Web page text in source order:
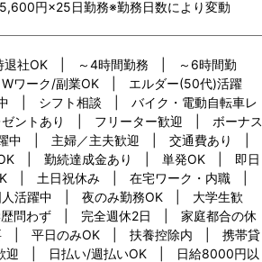
円×25日勤務※勤務日数により変動
退社OK | ～4時間勤務 | ～6時間勤
ーク/副業OK | エルダー(50代)活躍
| シフト相談 | バイク・電動自転車レ
ントあり | フリーター歓迎 | ボーナス
中 | 主婦／主夫歓迎 | 交通費あり |
| 勤続達成金あり | 単発OK | 即日
| 土日祝休み | 在宅ワーク・内職 |
活躍中 | 夜のみ勤務OK | 大学生歓
わず | 完全週休2日 | 家庭都合の休
| 平日のみOK | 扶養控除内 | 携帯貸
迎 | 日払い/週払いOK | 日給8000円以